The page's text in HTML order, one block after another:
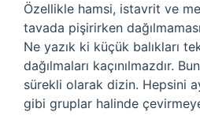
Özellikle hamsi, istavrit ve
tavada pişirirken
Ne yazık ki küçük balıkları
dağılmaları kaçınılmazdır.
sürekli olarak dizin. Hepsini
gibi gruplar halinde çevirmeye